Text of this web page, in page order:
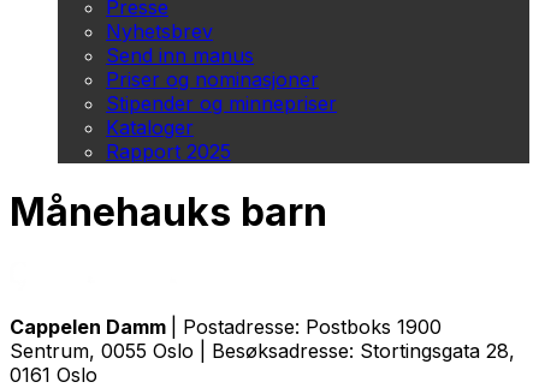
Presse
Nyhetsbrev
Send inn manus
Priser og nominasjoner
Stipender og minnepriser
Kataloger
Rapport 2025
Månehauks barn
Cappelen Damm
| Postadresse: Postboks 1900
Sentrum, 0055 Oslo | Besøksadresse: Stortingsgata 28,
0161 Oslo